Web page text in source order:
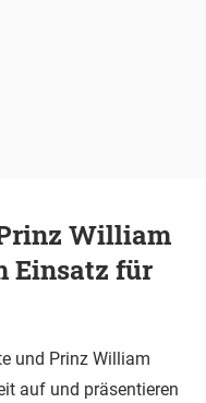
William
Einsatz für
und Prinz William
auf und präsentieren